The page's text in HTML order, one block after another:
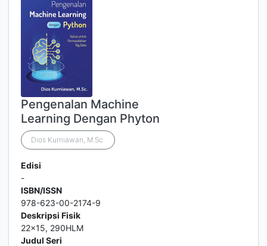
Pengenalan Machine
Learning Dengan Phyton
Dios Kurniawan, M.Sc.
Edisi
-
ISBN/ISSN
978-623-00-2174-9
Deskripsi Fisik
22x15, 290HLM
Judul Seri